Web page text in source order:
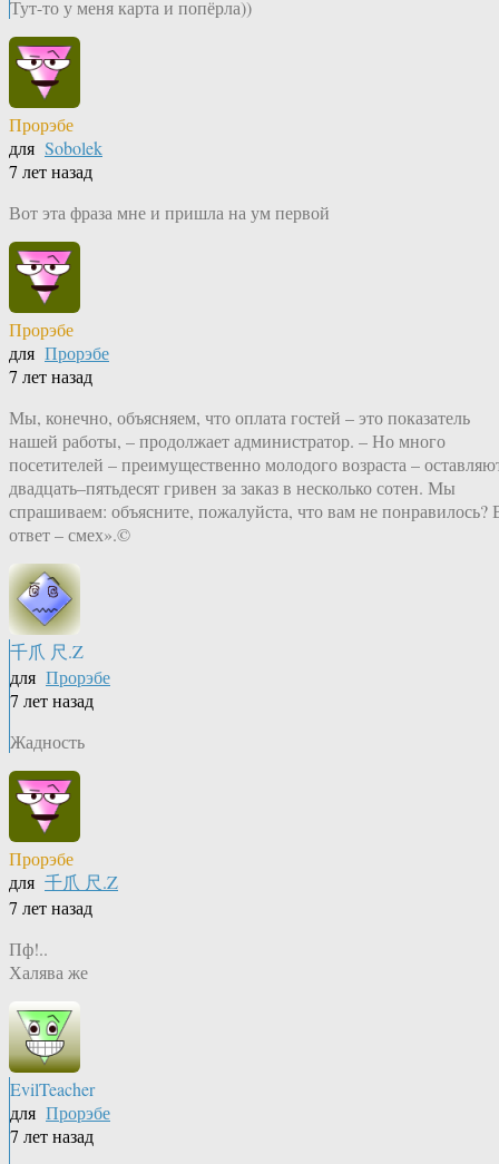
Тут-то у меня карта и попёрла))
Прорэбе
для Sobolek
7 лет назад
Вот эта фраза мне и пришла на ум первой
Прорэбе
для Прорэбе
7 лет назад
Мы, конечно, объясняем, что оплата гостей – это показатель
нашей работы, – продолжает администратор. – Но много
посетителей – преимущественно молодого возраста –
двадцать–пятьдесят гривен за заказ в несколько сотен. Мы
спрашиваем: объясните, пожалуйста, что вам не понравилось?
ответ – смех».©
千爪 尺.Z
для Прорэбе
7 лет назад
Жадность
Прорэбе
для 千爪 尺.Z
7 лет назад
Пф!..
Халява же
EvilTeacher
для Прорэбе
7 лет назад